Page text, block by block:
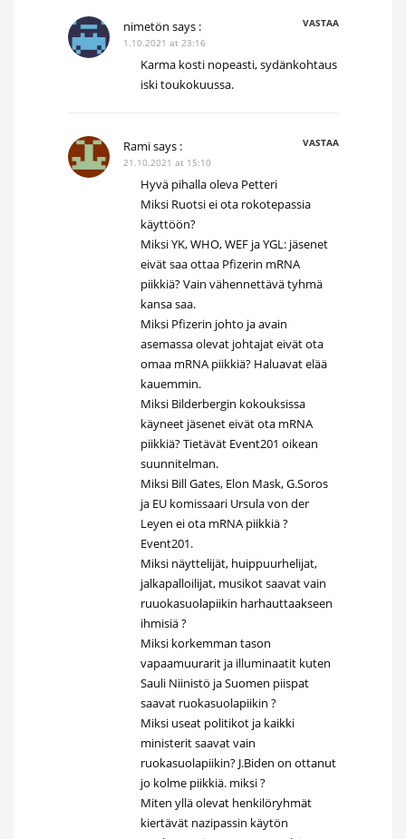
nimetön says :
VASTAA
1.10.2021 at 23:16
Karma kosti nopeasti, sydänkohtaus
iski toukokuussa.
Ramisays :
VASTAA
21.10.2021 at 15:10
Hyvä pihalla oleva Petteri
Miksi Ruotsi ei ota rokotepassia
käyttöön?
Miksi YK, WHO, WEF ja YGL: jäsenet
eivät saa ottaa Pfizerin mRNA
piikkiä? Vain vähennettävä tyhmä
kansa saa.
Miksi Pfizerin johto ja avain
asemassa olevat johtajat eivät ota
omaa mRNA piikkiä? Haluavat elää
kauemmin.
Miksi Bilderbergin kokouksissa
käyneet jäsenet eivät ota mRNA
piikkiä? Tietävät Event201 oikean
suunnitelman.
Miksi Bill Gates, Elon Mask, G.Soros
ja EU komissaari Ursula von der
Leyen ei ota mRNA piikkiä ?
Event201.
Miksi näyttelijät, huippuurhelijat,
jalkapalloilijat, musikot saavat vain
ruuokasuolapiikin harhauttaakseen
ihmisiä ?
Miksi korkemman tason
vapaamuurarit ja illuminaatit kuten
Sauli Niinistö ja Suomen piispat
saavat ruokasuolapiikin ?
Miksi useat politikot ja kaikki
ministerit saavat vain
ruokasuolapiikin? J.Biden on ottanut
jo kolme piikkiä. miksi ?
Miten yllä olevat henkilöryhmät
kiertävät nazipassin käytön